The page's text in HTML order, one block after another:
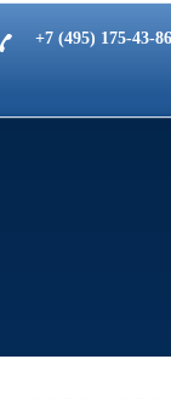
+7 (495) 175-43-